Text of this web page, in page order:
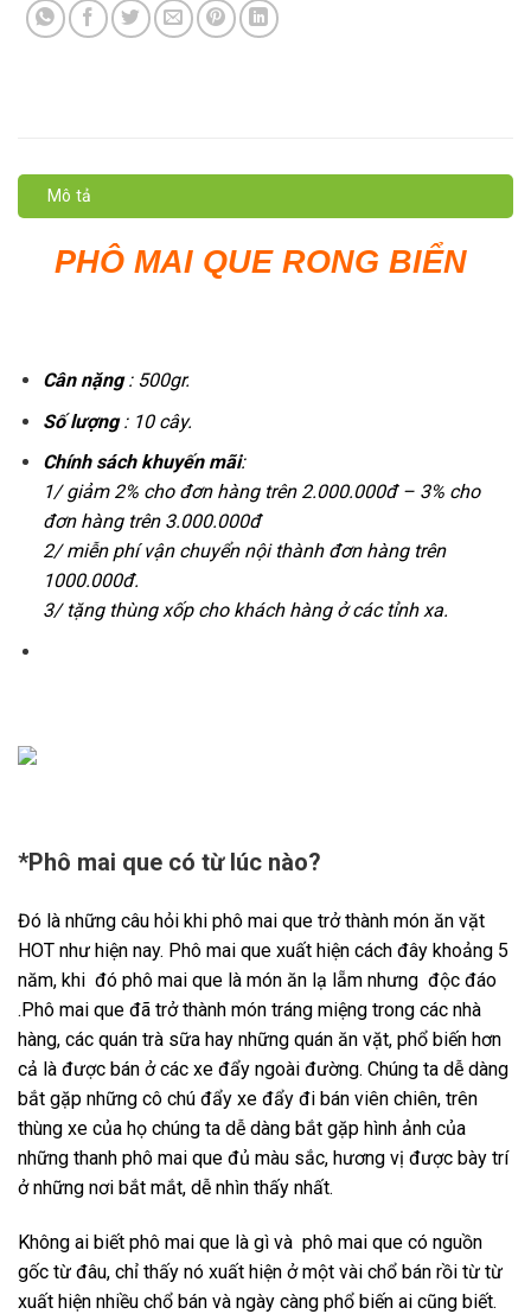
Mô tả
PHÔ MAI QUE RONG BIỂN
Cân nặng: 500gr.
Số lượng: 10 cây.
Chính sách khuyến mãi:
1/ giảm 2% cho đơn hàng trên 2.000.000đ – 3% cho
đơn hàng trên 3.000.000đ
2/ miễn phí vận chuyển nội thành đơn hàng trên
1000.000đ.
3/ tặng thùng xốp cho khách hàng ở các tỉnh xa.
*Phô mai que có từ lúc nào?
Đó là những câu hỏi khi phô mai que trở thành món ăn vặt
HOT như hiện nay. Phô mai que xuất hiện cách đây khoảng 5
năm, khi đó phô mai que là món ăn lạ lẵm nhưng độc đáo
.Phô mai que đã trở thành món tráng miệng trong các nhà
hàng, các quán trà sữa hay những quán ăn vặt, phổ biến hơn
cả là được bán ở các xe đẩy ngoài đường. Chúng ta dễ dàng
bắt gặp những cô chú đẩy xe đẩy đi bán viên chiên, trên
thùng xe của họ chúng ta dễ dàng bắt gặp hình ảnh của
những thanh phô mai que đủ màu sắc, hương vị được bày trí
ở những nơi bắt mắt, dễ nhìn thấy nhất.
Không ai biết phô mai que là gì và phô mai que có nguồn
gốc từ đâu, chỉ thấy nó xuất hiện ở một vài chổ bán rồi từ từ
xuất hiện nhiều chổ bán và ngày càng phổ biến ai cũng biết.